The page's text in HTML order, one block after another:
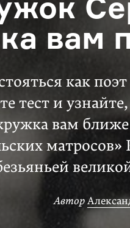
вам
как
тест и
вам
Автор